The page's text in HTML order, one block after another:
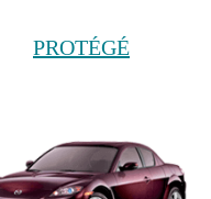
PROTÉGÉ